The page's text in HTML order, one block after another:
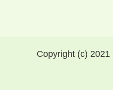
Copyright (c)